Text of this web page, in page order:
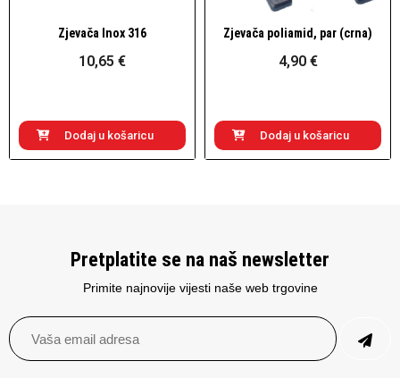
Brzi pogled
Zjevača Inox 316
10,65 €
Dodaj u košaricu
Brzi pogled
Zjevača poliamid, par (crna)
4,90 €
Dodaj u košaricu
Pretplatite se na naš newsletter
Primite najnovije vijesti naše web trgovine